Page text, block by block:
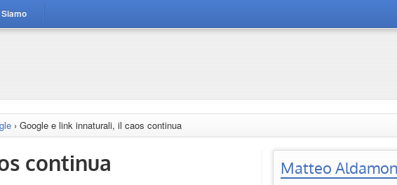
› Google e link innaturali, il caos continua
continua Matteo